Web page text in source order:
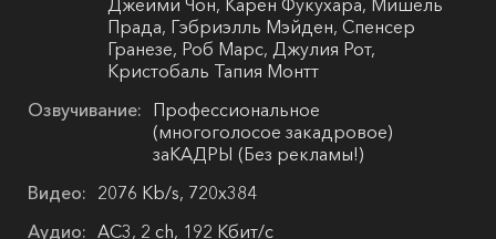
Джейми Чон, Карен Фукухара, Мишель
Прада, Гэбриэлль Мэйден, Спенсер
Гранезе, Роб Марс, Джулия Рот,
Кристобаль Тапия Монтт
Озвучивание: Профессиональное
(многоголосое закадровое)
заКАДРЫ (Без рекламы!)
Видео: 2076 Kb/s, 720x384
Аудио: AC3, 2 ch, 192 Кбит/с